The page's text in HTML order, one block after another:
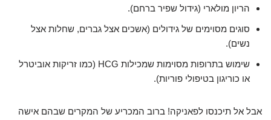
הריון מולארי (גידול שפיר ברחם).
סוגים מסוימים של גידולים (אשכים אצל גברים, שחלות אצל
נשים).
שימוש בתרופות מסוימות שמכילות HCG (כמו זריקות אוביטרל
או כוריגון בטיפולי פוריות).
אבל אל תיכנסו לפאניקה! ברוב המכריע של המקרים שבהם אישה